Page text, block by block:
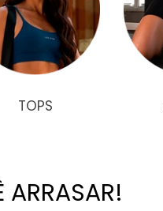
TOPS
ARRASAR!